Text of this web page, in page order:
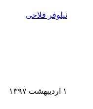
نیلوفر فلاحی
۱ اردیبهشت ۱۳۹۷